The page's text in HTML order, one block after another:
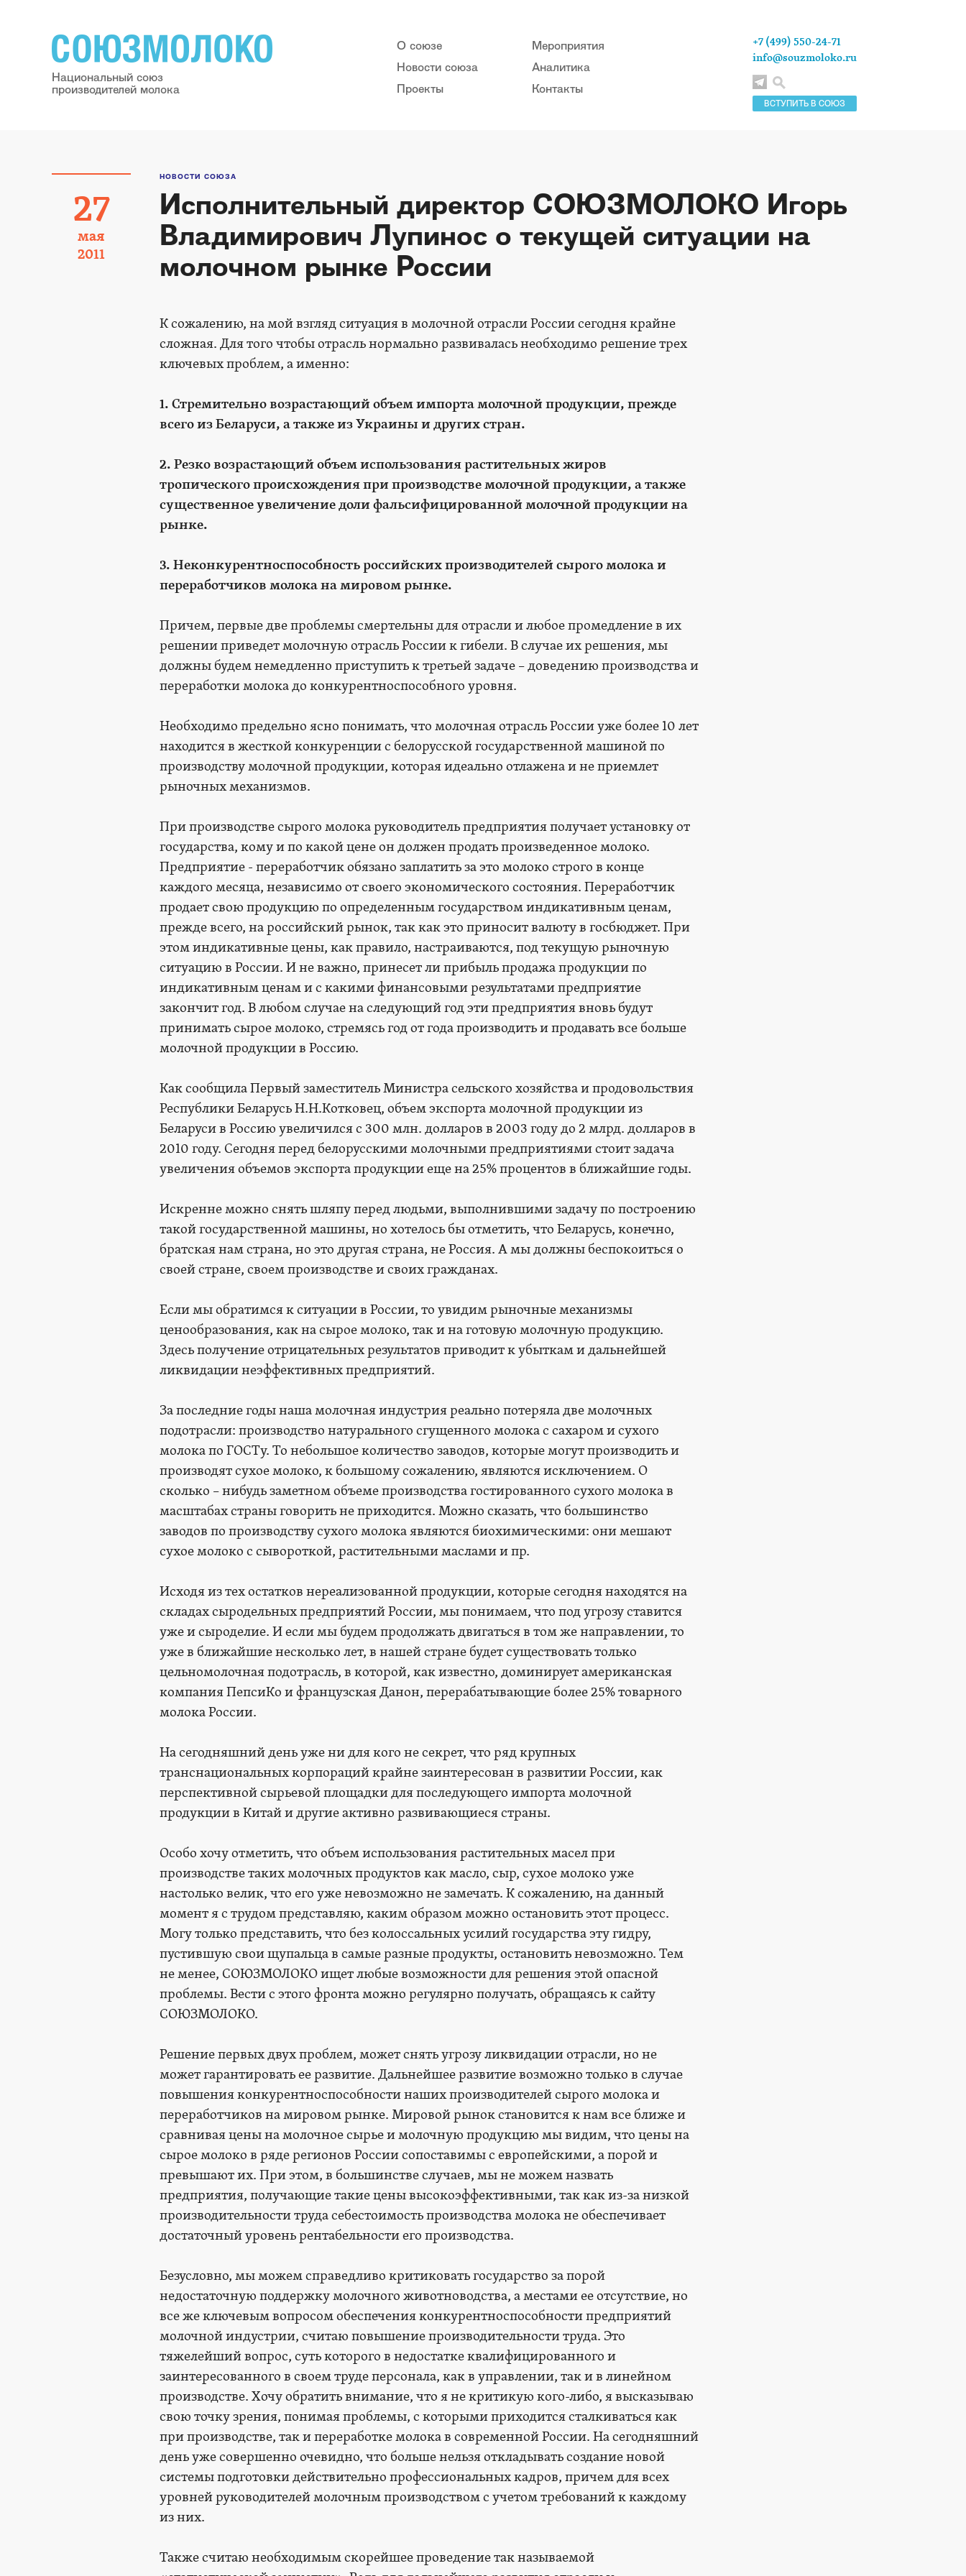
Национальный союз
производителей молока
О союзе
Новости союза
Проекты
Мероприятия
Аналитика
Контакты
ВСТУПИТЬ В СОЮЗ
+7 (499) 550-24-71
info@souzmoloko.ru
27
мая
2011
НОВОСТИ СОЮЗА
Исполнительный директор СОЮЗМОЛОКО Игорь
Владимирович Лупинос о текущей ситуации на
молочном рынке России
К сожалению, на мой взгляд ситуация в молочной отрасли России сегодня крайне
сложная. Для того чтобы отрасль нормально развивалась необходимо решение трех
ключевых проблем, а именно:
1. Стремительно возрастающий объем импорта молочной продукции, прежде
всего из Беларуси, а также из Украины и других стран.
2. Резко возрастающий объем использования растительных жиров
тропического происхождения при производстве молочной продукции, а также
существенное увеличение доли фальсифицированной молочной продукции на
рынке.
3. Неконкурентноспособность российских производителей сырого молока и
переработчиков молока на мировом рынке.
Причем, первые две проблемы смертельны для отрасли и любое промедление в их
решении приведет молочную отрасль России к гибели. В случае их решения, мы
должны будем немедленно приступить к третьей задаче – доведению производства и
переработки молока до конкурентноспособного уровня.
Необходимо предельно ясно понимать, что молочная отрасль России уже более 10 лет
находится в жесткой конкуренции с белорусской государственной машиной по
производству молочной продукции, которая идеально отлажена и не приемлет
рыночных механизмов.
При производстве сырого молока руководитель предприятия получает установку от
государства, кому и по какой цене он должен продать произведенное молоко.
Предприятие - переработчик обязано заплатить за это молоко строго в конце
каждого месяца, независимо от своего экономического состояния. Переработчик
продает свою продукцию по определенным государством индикативным ценам,
прежде всего, на российский рынок, так как это приносит валюту в госбюджет. При
этом индикативные цены, как правило, настраиваются, под текущую рыночную
ситуацию в России. И не важно, принесет ли прибыль продажа продукции по
индикативным ценам и с какими финансовыми результатами предприятие
закончит год. В любом случае на следующий год эти предприятия вновь будут
принимать сырое молоко, стремясь год от года производить и продавать все больше
молочной продукции в Россию.
Как сообщила Первый заместитель Министра сельского хозяйства и продовольствия
Республики Беларусь Н.Н.Котковец, объем экспорта молочной продукции из
Беларуси в Россию увеличился с 300 млн. долларов в 2003 году до 2 млрд. долларов в
2010 году. Сегодня перед белорусскими молочными предприятиями стоит задача
увеличения объемов экспорта продукции еще на 25% процентов в ближайшие годы.
Искренне можно снять шляпу перед людьми, выполнившими задачу по построению
такой государственной машины, но хотелось бы отметить, что Беларусь, конечно,
братская нам страна, но это другая страна, не Россия. А мы должны беспокоиться о
своей стране, своем производстве и своих гражданах.
Если мы обратимся к ситуации в России, то увидим рыночные механизмы
ценообразования, как на сырое молоко, так и на готовую молочную продукцию.
Здесь получение отрицательных результатов приводит к убыткам и дальнейшей
ликвидации неэффективных предприятий.
За последние годы наша молочная индустрия реально потеряла две молочных
подотрасли: производство натурального сгущенного молока с сахаром и сухого
молока по ГОСТу. То небольшое количество заводов, которые могут производить и
производят сухое молоко, к большому сожалению, являются исключением. О
сколько – нибудь заметном объеме производства гостированного сухого молока в
масштабах страны говорить не приходится. Можно сказать, что большинство
заводов по производству сухого молока являются биохимическими: они мешают
сухое молоко с сывороткой, растительными маслами и пр.
Исходя из тех остатков нереализованной продукции, которые сегодня находятся на
складах сыродельных предприятий России, мы понимаем, что под угрозу ставится
уже и сыроделие. И если мы будем продолжать двигаться в том же направлении, то
уже в ближайшие несколько лет, в нашей стране будет существовать только
цельномолочная подотрасль, в которой, как известно, доминирует американская
компания ПепсиКо и французская Данон, перерабатывающие более 25% товарного
молока России.
На сегодняшний день уже ни для кого не секрет, что ряд крупных
транснациональных корпораций крайне заинтересован в развитии России, как
перспективной сырьевой площадки для последующего импорта молочной
продукции в Китай и другие активно развивающиеся страны.
Особо хочу отметить, что объем использования растительных масел при
производстве таких молочных продуктов как масло, сыр, сухое молоко уже
настолько велик, что его уже невозможно не замечать. К сожалению, на данный
момент я с трудом представляю, каким образом можно остановить этот процесс.
Могу только представить, что без колоссальных усилий государства эту гидру,
пустившую свои щупальца в самые разные продукты, остановить невозможно. Тем
не менее, СОЮЗМОЛОКО ищет любые возможности для решения этой опасной
проблемы. Вести с этого фронта можно регулярно получать, обращаясь к сайту
СОЮЗМОЛОКО.
Решение первых двух проблем, может снять угрозу ликвидации отрасли, но не
может гарантировать ее развитие. Дальнейшее развитие возможно только в случае
повышения конкурентноспособности наших производителей сырого молока и
переработчиков на мировом рынке. Мировой рынок становится к нам все ближе и
сравнивая цены на молочное сырье и молочную продукцию мы видим, что цены на
сырое молоко в ряде регионов России сопоставимы с европейскими, а порой и
превышают их. При этом, в большинстве случаев, мы не можем назвать
предприятия, получающие такие цены высокоэффективными, так как из-за низкой
производительности труда себестоимость производства молока не обеспечивает
достаточный уровень рентабельности его производства.
Безусловно, мы можем справедливо критиковать государство за порой
недостаточную поддержку молочного животноводства, а местами ее отсутствие, но
все же ключевым вопросом обеспечения конкурентноспособности предприятий
молочной индустрии, считаю повышение производительности труда. Это
тяжелейший вопрос, суть которого в недостатке квалифицированного и
заинтересованного в своем труде персонала, как в управлении, так и в линейном
производстве. Хочу обратить внимание, что я не критикую кого-либо, я высказываю
свою точку зрения, понимая проблемы, с которыми приходится сталкиваться как
при производстве, так и переработке молока в современной России. На сегодняшний
день уже совершенно очевидно, что больше нельзя откладывать создание новой
системы подготовки действительно профессиональных кадров, причем для всех
уровней руководителей молочным производством с учетом требований к каждому
из них.
Также считаю необходимым скорейшее проведение так называемой